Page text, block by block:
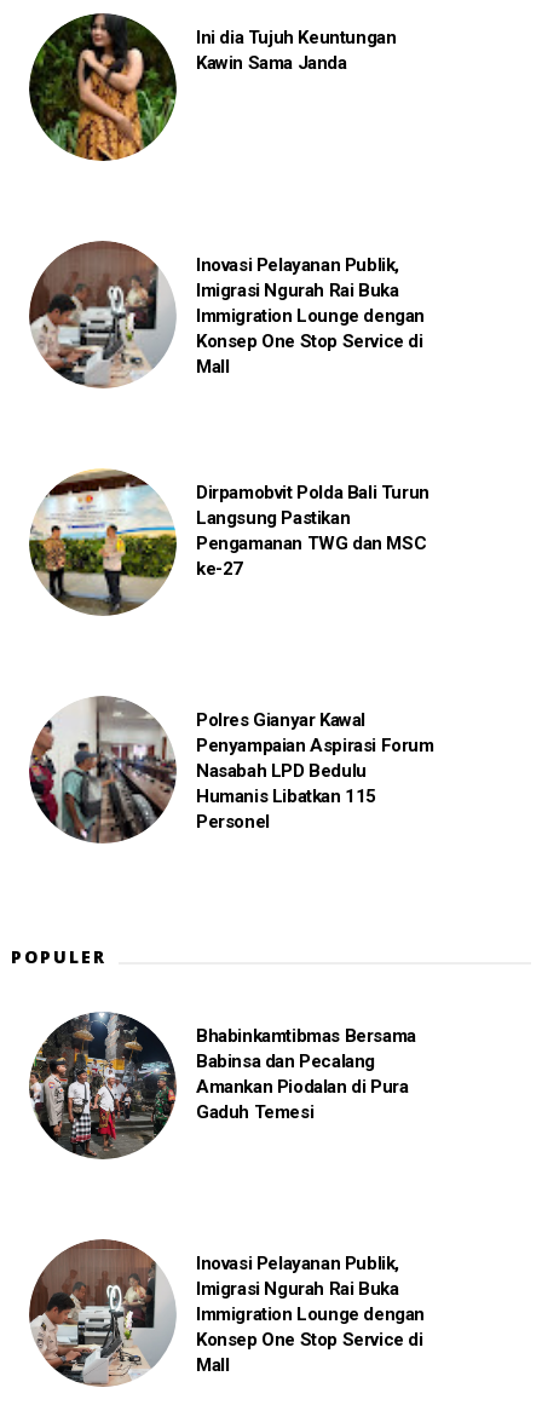
Ini dia Tujuh Keuntungan
Kawin Sama Janda
Inovasi Pelayanan Publik,
Imigrasi Ngurah Rai Buka
Immigration Lounge dengan
Konsep One Stop Service di
Mall
Dirpamobvit Polda Bali Turun
Langsung Pastikan
Pengamanan TWG dan MSC
ke-27
Polres Gianyar Kawal
Penyampaian Aspirasi Forum
Nasabah LPD Bedulu
Humanis Libatkan 115
Personel
POPULER
Bhabinkamtibmas Bersama
Babinsa dan Pecalang
Amankan Piodalan di Pura
Gaduh Temesi
Inovasi Pelayanan Publik,
Imigrasi Ngurah Rai Buka
Immigration Lounge dengan
Konsep One Stop Service di
Mall